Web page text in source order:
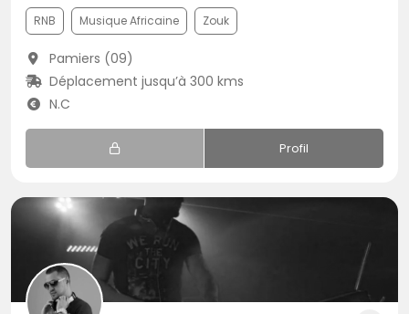
RNB Musique Africaine Zouk
Pamiers (09)
Déplacement jusqu’à 300 kms
N.C
Profil